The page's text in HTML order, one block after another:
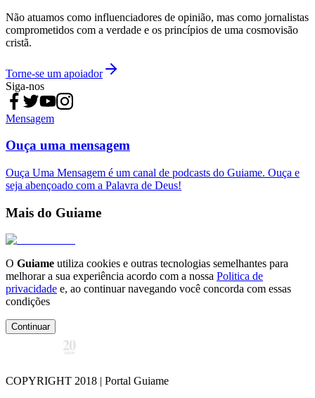
Não atuamos como influenciadores de opinião, mas como jornalistas
comprometidos com a verdade e os princípios de uma cosmovisão
cristã.
Torne-se um apoiador
Siga-nos
Mensagem
Ouça uma mensagem
Ouça Uma Mensagem é um canal de podcasts do Guiame. Ouça e
seja abençoado com a Palavra de Deus!
Mais do Guiame
O Guiame utiliza cookies e outras tecnologias semelhantes para
melhorar a sua experiência acordo com a nossa Politica de
privacidade e, ao continuar navegando você concorda com essas
condições
Continuar
COPYRIGHT 2018 | Portal Guiame